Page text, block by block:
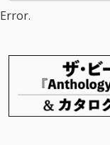
Error.